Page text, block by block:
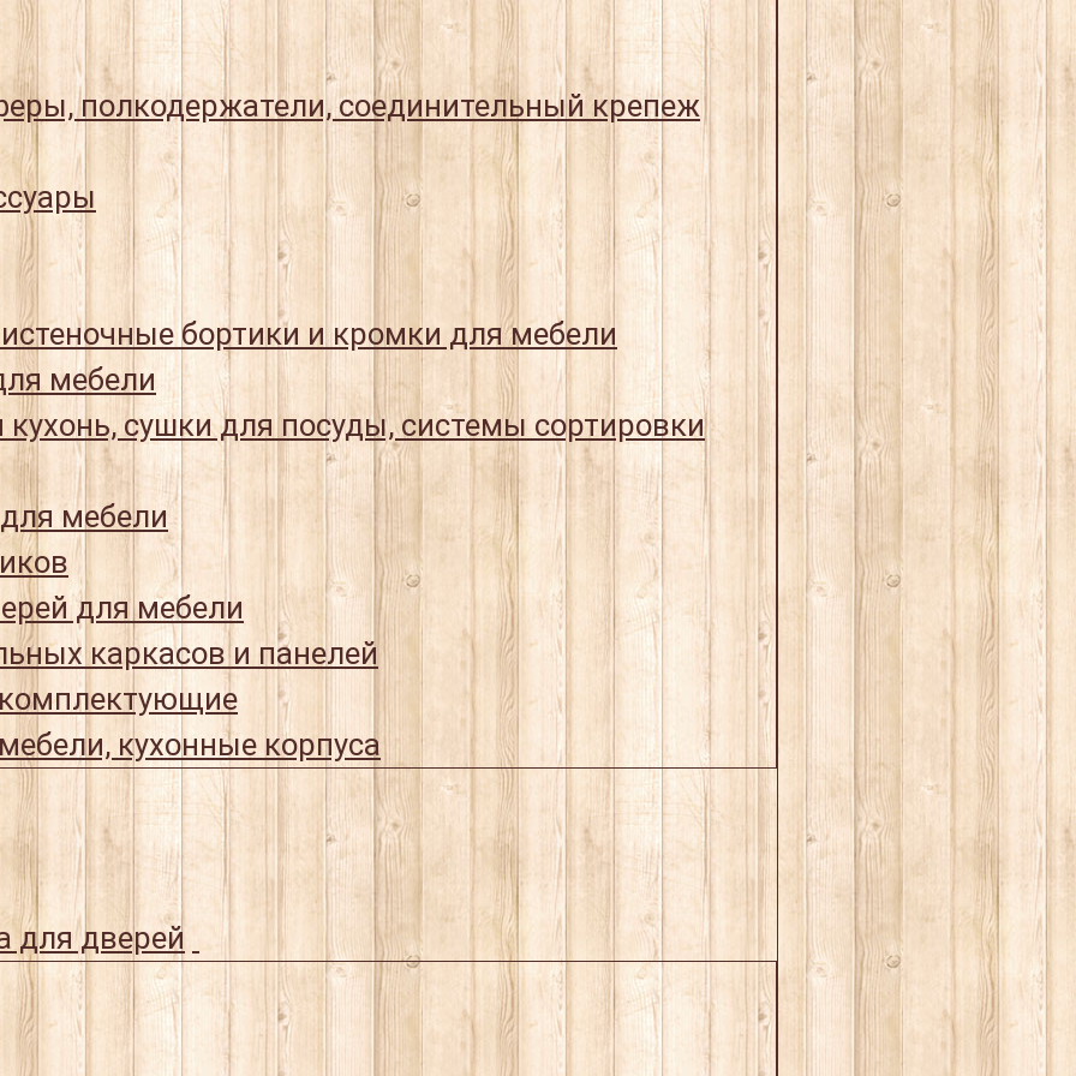
полкодержатели, соединительный крепеж
бортики и кромки для мебели
мебели
сушки для посуды, системы сортировки
мебели
для мебели
каркасов и панелей
кухонные корпуса
для дверей